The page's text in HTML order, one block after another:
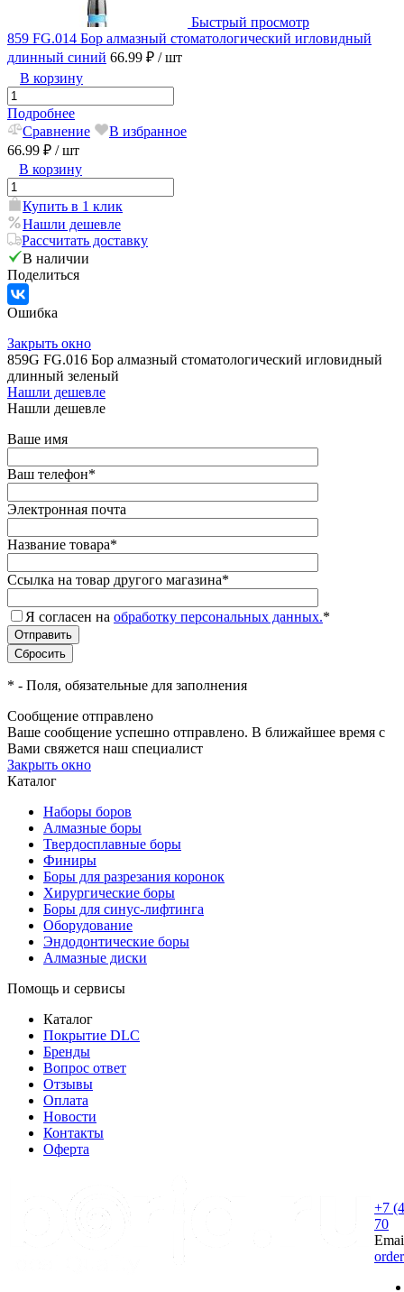
Быстрый просмотр
859 FG.014 Бор алмазный стоматологический игловидный
длинный синий 66.99 ₽ / шт
В корзину
Подробнее
Сравнение
В избранное
66.99 ₽ / шт
В корзину
Купить в 1 клик
Нашли дешевле
Рассчитать доставку
В наличии
Поделиться
Ошибка
Закрыть окно
859G FG.016 Бор алмазный стоматологический игловидный
длинный зеленый
Нашли дешевле
Нашли дешевле
Ваше имя
Ваш телефон*
Электронная почта
Название товара*
Ссылка на товар другого магазина*
Я согласен на обработку персональных данных.*
* - Поля, обязательные для заполнения
Сообщение отправлено
Ваше сообщение успешно отправлено. В ближайшее время с
Вами свяжется наш специалист
Закрыть окно
Каталог
Наборы боров
Алмазные боры
Твердосплавные боры
Финиры
Боры для разрезания коронок
Хирургические боры
Боры для синус-лифтинга
Оборудование
Эндодонтические боры
Алмазные диски
Помощь и сервисы
Каталог
Покрытие DLC
Бренды
Вопрос ответ
Отзывы
Оплата
Новости
Контакты
Оферта
+7
70